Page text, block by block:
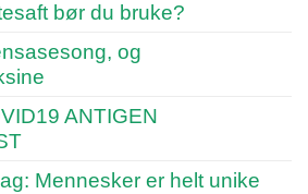
bør du bruke?
og
ANTIGEN
Mennesker er helt unike